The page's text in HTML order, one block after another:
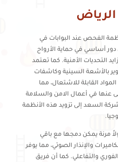
الرياض
الفحص عند البوابات في
دور أساسي في حماية الأرواح
التحديات الأمنية. كما تعتمد
بالأشعة السينية وكاشفات
القابلة للاشتعال، مما
عنها في أعمال الامن والسلامة
السعد إلى تزويد هذه الأنظمة
مرنة يمكن دمجها مع باقي
والإنذار الصوتي، مما يوفر
والتفاعلي. كما أن فريق